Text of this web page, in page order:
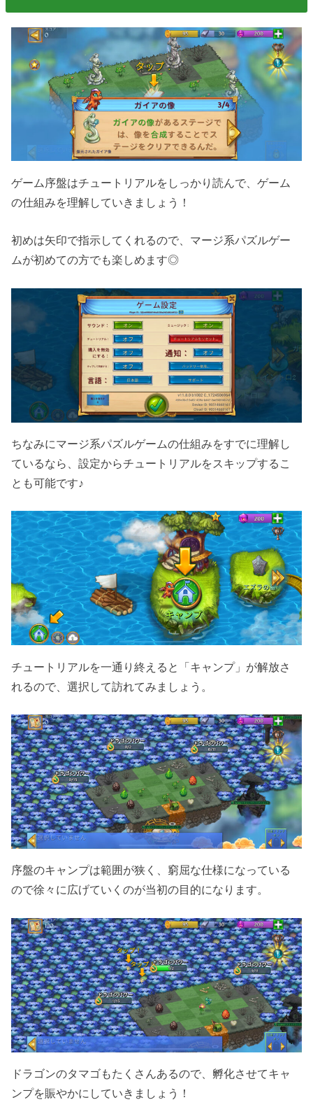
ゲーム序盤はチュートリアルをしっかり読んで、ゲーム
の仕組みを理解していきましょう！
初めは矢印で指示してくれるので、マージ系パズルゲー
ムが初めての方でも楽しめます◎
ちなみにマージ系パズルゲームの仕組みをすでに理解し
ているなら、設定からチュートリアルをスキップするこ
とも可能です♪
チュートリアルを一通り終えると「キャンプ」が解放さ
れるので、選択して訪れてみましょう。
序盤のキャンプは範囲が狭く、窮屈な仕様になっている
ので徐々に広げていくのが当初の目的になります。
ドラゴンのタマゴもたくさんあるので、孵化させてキャ
ンプを賑やかにしていきましょう！